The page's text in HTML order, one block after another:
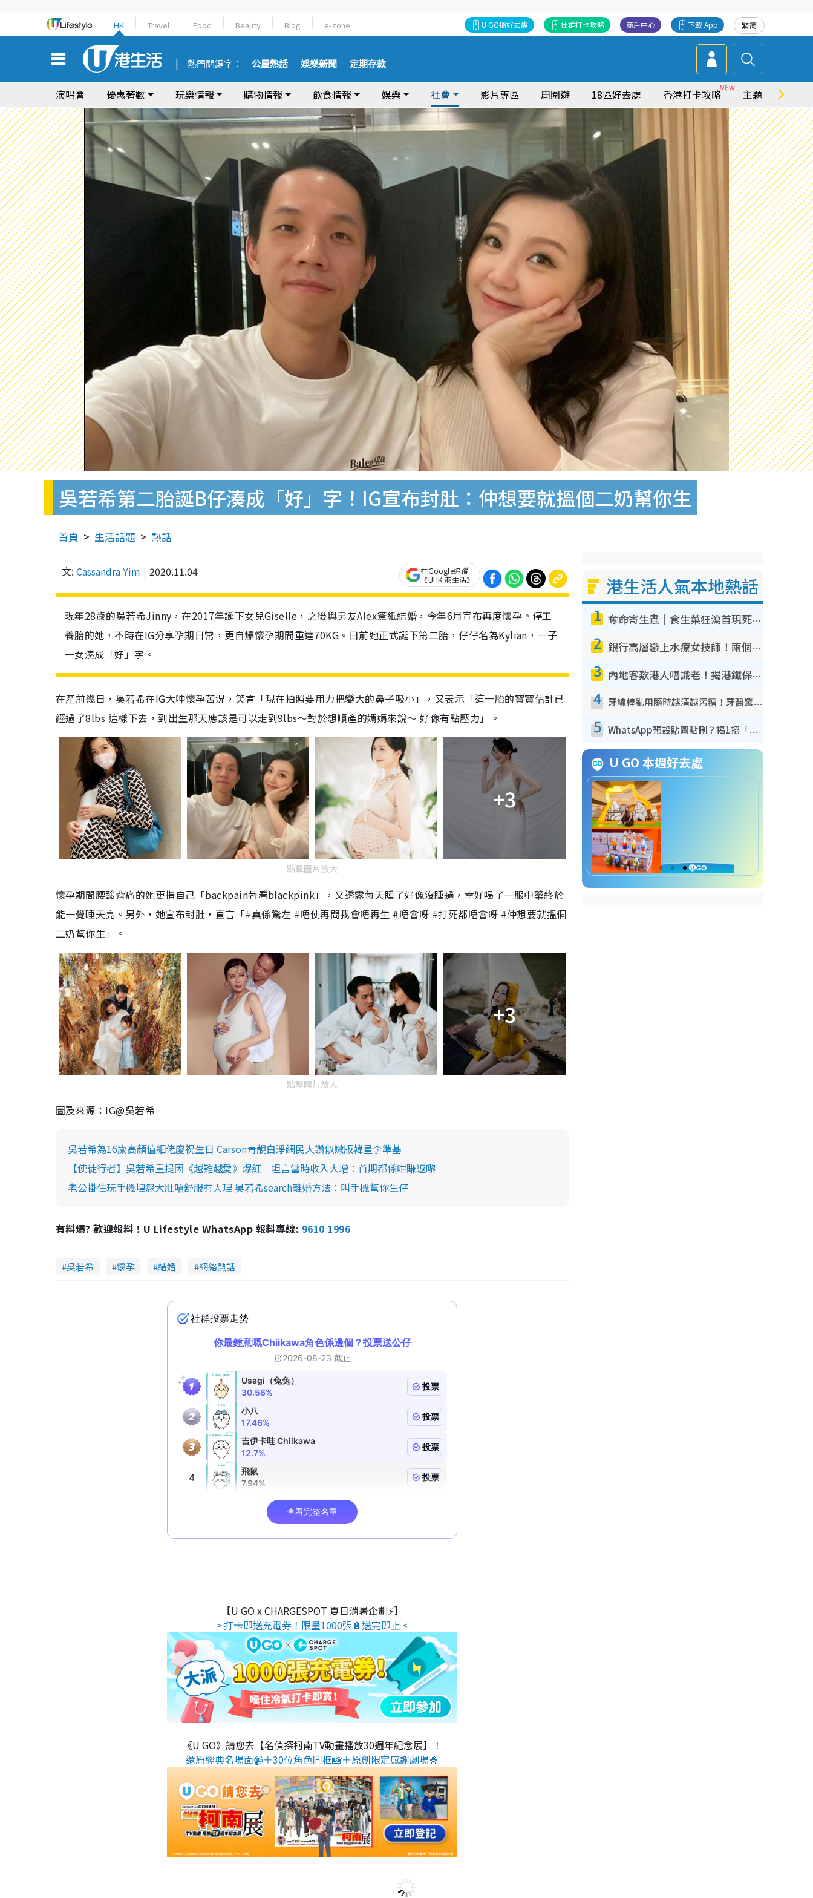
HK Travel Food Beauty Blog e-zone 繁简
下載 App
商戶中心
社群打卡攻略
U GO搵好去處
熱門關鍵字： 公屋熱話 娛樂新聞 定期存款
演唱會 優惠著數 玩樂情報 購物情報 飲食情報 娛樂 社會 影片專區 周圍遊 18區好去處 香港打卡攻略 主題特集
吳若希第二胎誕B仔湊成「好」字！IG宣布封肚：仲想要就搵個二奶幫你生
首頁 生活話題 熱話
文: Cassandra Yim 2020.11.04
在Google追蹤
《UHK 港生活》
現年28歲的吳若希Jinny，在2017年誕下女兒Giselle，之後與男友Alex簽紙結婚，今年6月宣布再度懷孕。停工
養胎的她，不時在IG分享孕期日常，更自爆懷孕期間重達70KG。日前她正式誕下第二胎，仔仔名為Kylian，一子
一女湊成「好」字。
在產前幾日，吳若希在IG大呻懷孕苦況，笑言「現在拍照要用力把變大的鼻子吸小」，又表示「這一胎的寶寶估計已
經過了8lbs 這樣下去，到出生那天應該是可以走到9lbs～對於想順產的媽媽來說～ 好像有點壓力」。
+3
點擊圖片放大
懷孕期間腰酸背痛的她更指自己「backpain著看blackpink」，又透露每天睡了好像沒睡過，幸好喝了一服中藥終於
能一覺睡天亮。另外，她宣布封肚，直言「#真係驚左 #唔使再問我會唔再生 #唔會呀 #打死都唔會呀 #仲想要就搵個
二奶幫你生」。
+3
點擊圖片放大
圖及來源：IG@吳若希
吳若希為16歲高顏值細佬慶祝生日 Carson青靚白淨網民大讚似嫩版韓星李準基
【使徒行者】吳若希重提因《越難越愛》爆紅 坦言當時收入大增：首期都係咁賺返嚟
老公掛住玩手機埋怨大肚唔舒服冇人理 吳若希search離婚方法：叫手機幫你生仔
有料爆? 歡迎報料！U Lifestyle WhatsApp 報料專線: 9610 1996
吳若希 懷孕 結婚 網絡熱話
【U GO x CHARGESPOT 夏日消暑企劃⚡】
> 打卡即送充電券！限量1000張🔋送完即止 <
《U GO》請您去【名偵探柯南TV動畫播放30週年紀念展】！
還原經典名場面📹＋30位角色同框📸＋原創限定感謝劇場🍿
港生活人氣本地熱話
1 奪命寄生蟲｜食生菜狂瀉首現死者！疫潮惡化錄1.8萬宗病例 揭洗菜3大謬誤
2 銀行高層戀上水療女技師！兩個月借128萬驚覺「沉船」沉落火海 揭背後疑似邪教操控賣淫
3 內地客歎港人唔識老！揭港鐵保鮮級冷氣 港人求放過：咪投訴
4 牙線棒亂用隨時越清越污糟！牙醫驚揭盲目過戶細菌恐致蛀牙：呢種先係日常真保養
5 WhatsApp預設貼圖點刪？揭1招「反向操作」還原簡潔介面 附3步實測教學
U GO 本週好去處